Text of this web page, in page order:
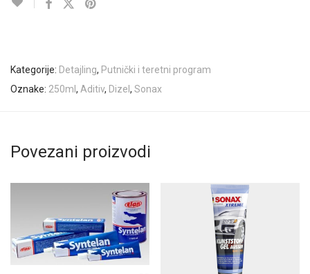
Kategorije: Detajling, Putnički i teretni program
Oznake: 250ml , Aditiv, Dizel , Sonax
Povezani proizvodi